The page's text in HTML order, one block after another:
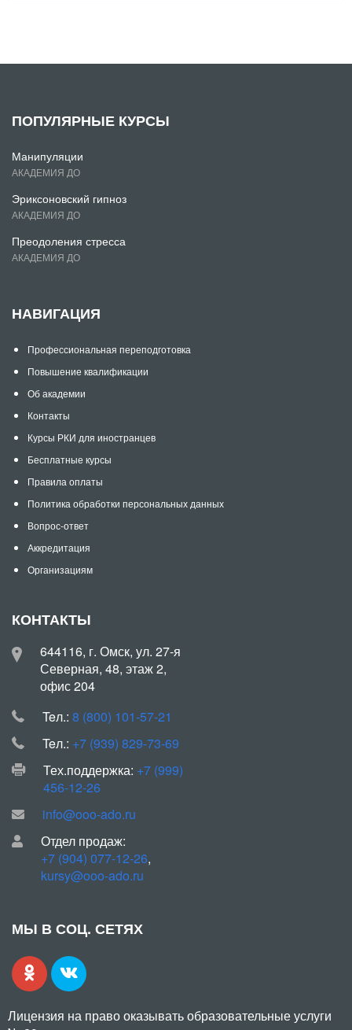
ПОПУЛЯРНЫЕ КУРСЫ
Манипуляции
АКАДЕМИЯ ДО
Эриксоновский гипноз
АКАДЕМИЯ ДО
Преодоления стресса
АКАДЕМИЯ ДО
НАВИГАЦИЯ
Профессиональная переподготовка
Повышение квалификации
Об академии
Контакты
Курсы РКИ для иностранцев
Бесплатные курсы
Правила оплаты
Политика обработки персональных данных
Вопрос-ответ
Аккредитация
Организациям
КОНТАКТЫ
644116, г. Омск, ул. 27-я
Северная, 48, этаж 2,
офис 204
Teл.: 8 (800) 101-57-21
Teл.: +7 (939) 829-73-69
Тех.поддержка: +7 (999)
456-12-26
info@ooo-ado.ru
Отдел продаж:
+7 (904) 077-12-26,
kursy@ooo-ado.ru
МЫ В СОЦ. СЕТЯХ
Лицензия на право оказывать образовательные услуги